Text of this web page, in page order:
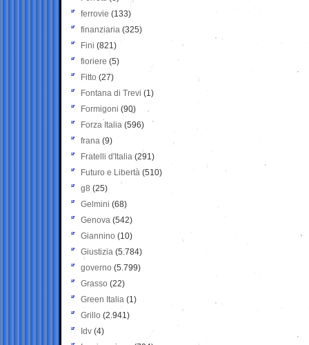
ferrovie (133)
finanziaria (325)
Fini (821)
fioriere (5)
Fitto (27)
Fontana di Trevi (1)
Formigoni (90)
Forza Italia (596)
frana (9)
Fratelli d'Italia (291)
Futuro e Libertà (510)
g8 (25)
Gelmini (68)
Genova (542)
Giannino (10)
Giustizia (5.784)
governo (5.799)
Grasso (22)
Green Italia (1)
Grillo (2.941)
Idv (4)